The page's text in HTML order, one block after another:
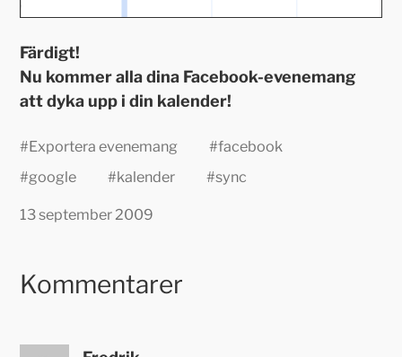
Färdigt!
Nu kommer alla dina Facebook-evenemang
att dyka upp i din kalender!
#Exportera evenemang #facebook
#google #kalender #sync
13 september 2009
Kommentarer